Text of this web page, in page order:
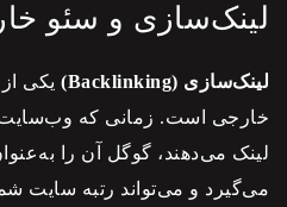
لینک‌سازی و سئو
لینک‌سازی (Backlinking) یکی
خارجی است. زمانی که
لینک می‌دهند، گوگل آن را
می‌گیرد و می‌تواند رتبه سایت